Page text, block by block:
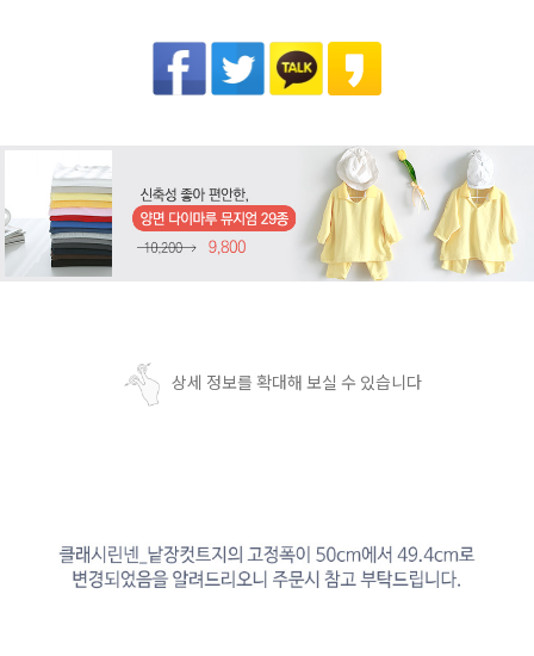
상세 정보를 확대해 보실 수 있습니다